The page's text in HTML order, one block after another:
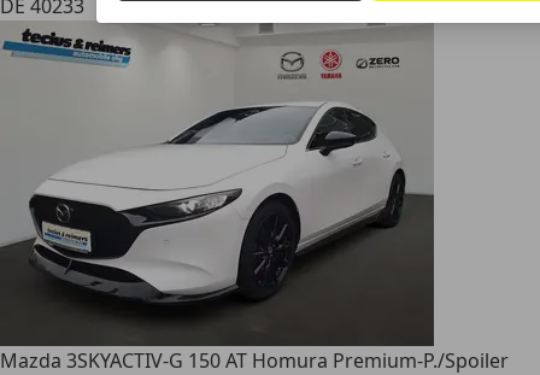
DE 40233
Mazda 3SKYACTIV-G 150 AT Homura Premium-P./Spoiler